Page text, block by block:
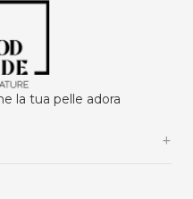
la tua pelle adora